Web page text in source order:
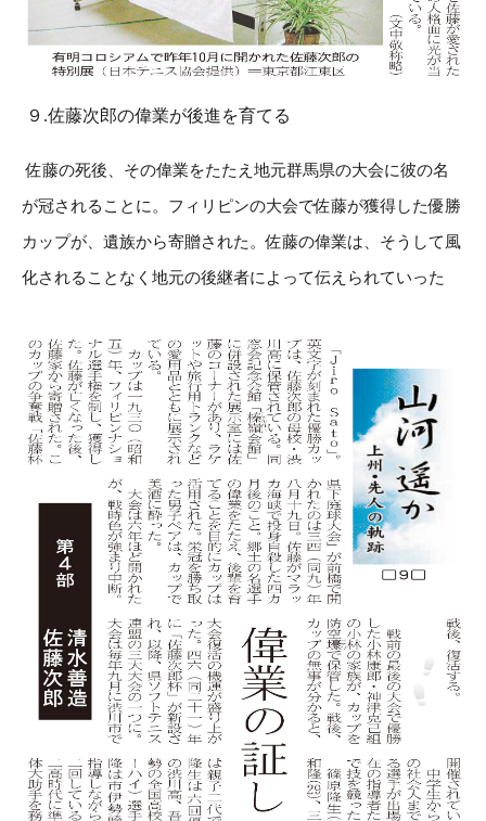
９.佐藤次郎の偉業が後進を育てる
佐藤の死後、その偉業をたたえ地元群馬県の大会に彼の名
が冠されることに。フィリピンの大会で佐藤が獲得した優勝
カップが、遺族から寄贈された。佐藤の偉業は、そうして風
化されることなく地元の後継者によって伝えられていった